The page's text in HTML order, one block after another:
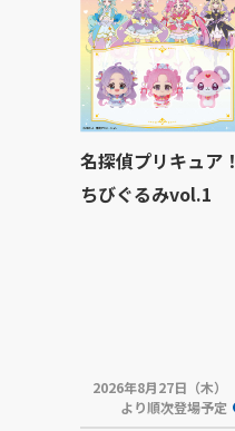
名探偵プリキュア！
ちびぐるみvol.1
2026年8月27日（木）
より順次登場予定